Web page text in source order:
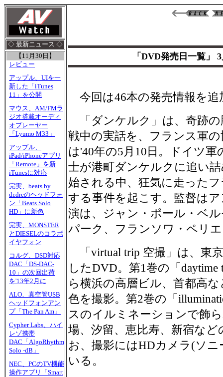
◇ 最新ニュース ◇
【11月30日】
レビュー
アップル、UIを一
新した「iTunes
11」を公開
マウス、AM/FMラ
ジオ搭載オーディ
オプレーヤー
「Lyumo M33」
アップル、
iPad/iPhoneアプリ
「Remote」を新
iTunesに対応
完実、beats by
dr.dreのヘッドフォ
ン「Beats Solo
HD」に新色
完実、MONSTER
とDIESELのコラボ
イヤフォン
コルグ、DSD対応
DAC「DS-DAC-
10」の次回出荷
を'13年2月に
ALO、真空管USB
ヘッドフォンアン
プ「The Pan Am」
Cypher Labs、ハイ
レゾ携帯
DAC「AlgoRhythm
Solo -dB」
NEC、PCのTV機能
操作アプリ「Smart
「DVD発売日一覧」
今回は46本の発売情報を追
「ダンケルク」は、奇跡の
戦中の実話を、フランス軍
は'40年の5月10日。ドイツ軍
士が港町ダンケルクに追い
始される中、狂気に走った
する事件を起こす。監督は
演は、ジャン・ポール・ベ
パーク、フランソワ・ペリ
「virtual trip 空撮」は、東
したDVD。第1巻の「
ら横浜の高層ビル、首都高
色を撮影。第2巻の「
スのイルミネーションで飾
場、汐留、恵比寿、新宿な
お、撮影にはHDカメラ(ソニ
いる。